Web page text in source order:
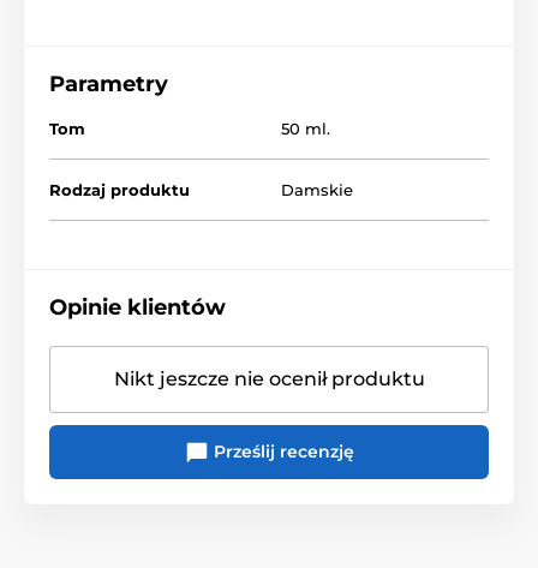
Parametry
Tom 50 ml.
Rodzaj produktu Damskie
Opinie klientów
Nikt jeszcze nie ocenił produktu
Prześlij recenzję